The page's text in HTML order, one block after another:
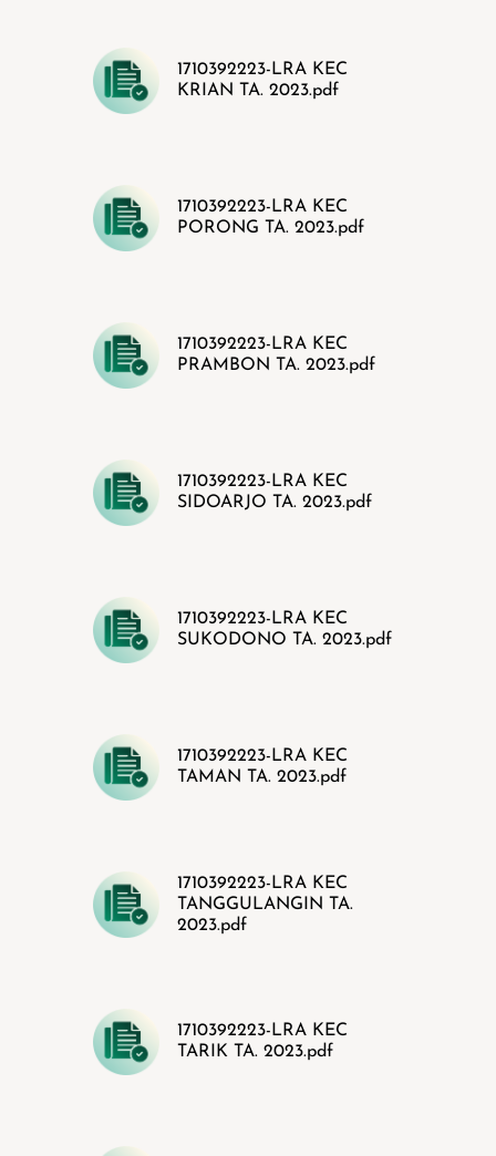
1710392223-LRA KEC
KRIAN TA. 2023.pdf
1710392223-LRA KEC
PORONG TA. 2023.pdf
1710392223-LRA KEC
PRAMBON TA. 2023.pdf
1710392223-LRA KEC
SIDOARJO TA. 2023.pdf
1710392223-LRA KEC
SUKODONO TA. 2023.pdf
1710392223-LRA KEC
TAMAN TA. 2023.pdf
1710392223-LRA KEC
TANGGULANGIN TA.
2023.pdf
1710392223-LRA KEC
TARIK TA. 2023.pdf